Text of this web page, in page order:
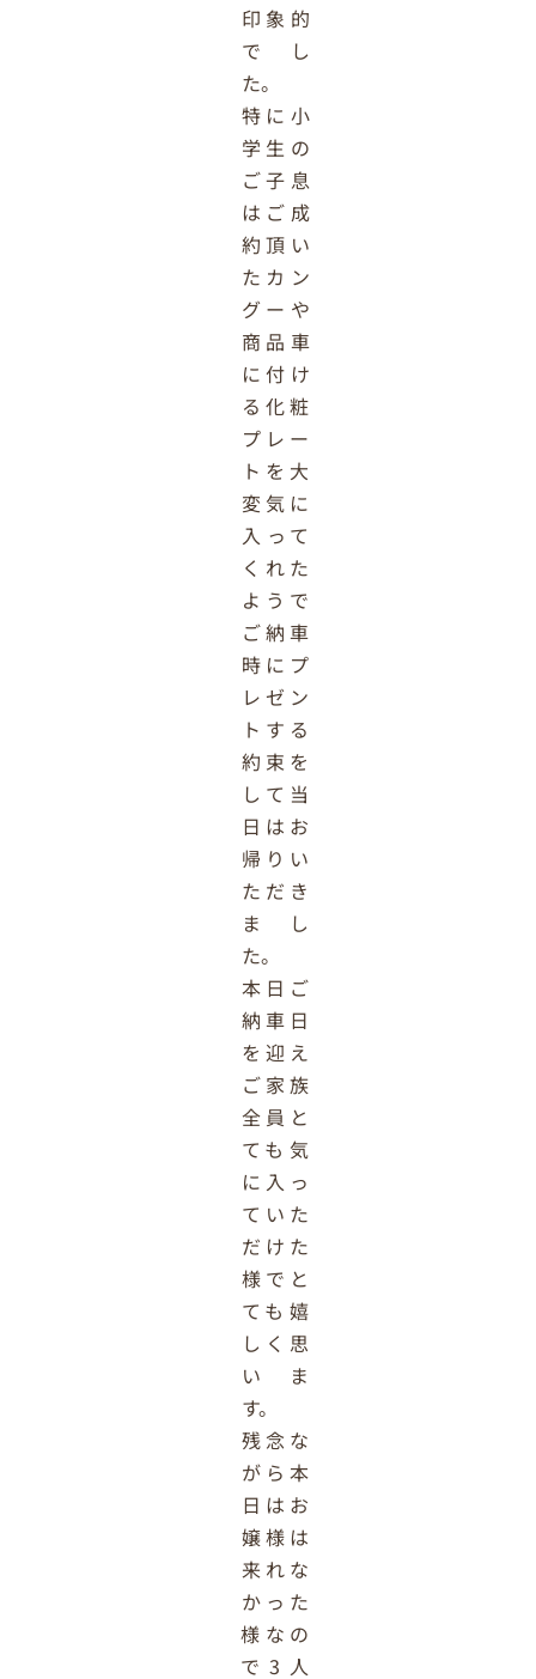
印象的
でし
た。
特に小
学生の
ご子息
はご成
約頂い
たカン
グーや
商品車
に付け
る化粧
プレー
トを大
変気に
入って
くれた
ようで
ご納車
時にプ
レゼン
トする
約束を
して当
日はお
帰りい
ただき
まし
た。
本日ご
納車日
を迎え
ご家族
全員と
ても気
に入っ
ていた
だけた
様でと
ても嬉
しく思
いま
す。
残念な
がら本
日はお
嬢様は
来れな
かった
様なの
で3人